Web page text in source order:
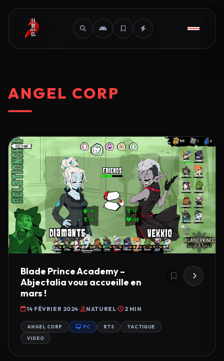
ANGEL CORP
Blade Prince Academy –
Abjectalia vous accueille en
mars !
14 FÉVRIER 2024 NATUREL 2 MIN
ANGEL CORP PC RTS TACTIQUE
VIDEO